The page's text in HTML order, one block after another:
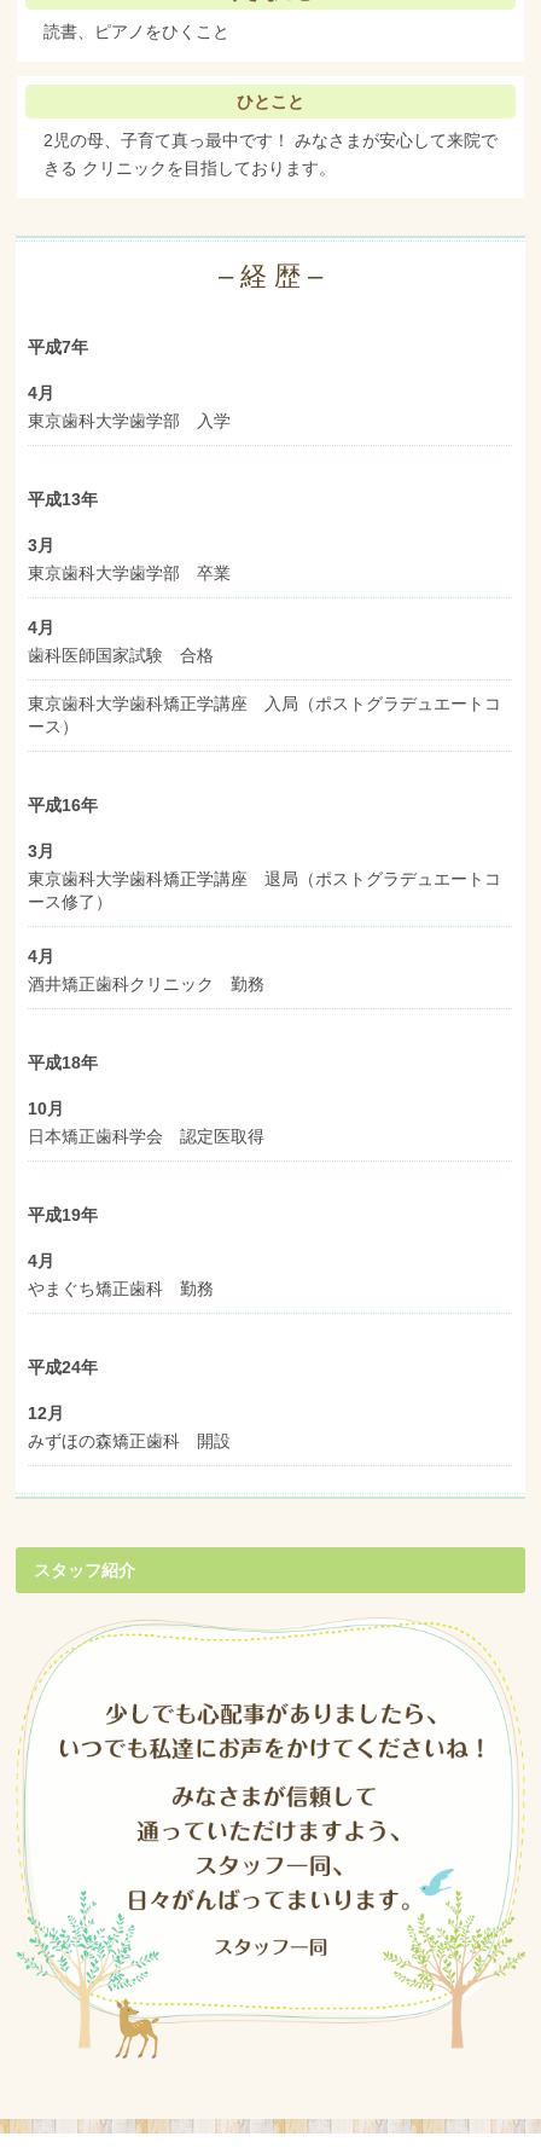
読書、ピアノをひくこと
ひとこと
2児の母、子育て真っ最中です！
みなさまが安心して来院で
きる クリニックを目指しております。
– 経 歴 –
平成7年
4月
東京歯科大学歯学部 入学
平成13年
3月
東京歯科大学歯学部 卒業
4月
歯科医師国家試験 合格
東京歯科大学歯科矯正学講座 入局（ポストグラデュエートコ
ース）
平成16年
3月
東京歯科大学歯科矯正学講座 退局（ポストグラデュエートコ
ース修了）
4月
酒井矯正歯科クリニック 勤務
平成18年
10月
日本矯正歯科学会 認定医取得
平成19年
4月
やまぐち矯正歯科 勤務
平成24年
12月
みずほの森矯正歯科 開設
スタッフ紹介